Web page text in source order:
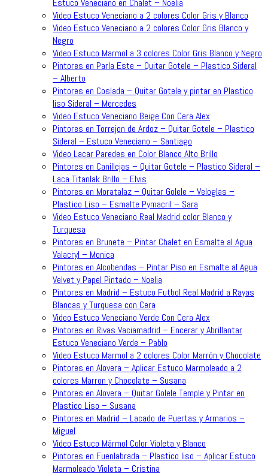
Estuco Veneciano en Chalet – Noelia
Video Estuco Veneciano a 2 colores Color Gris y Blanco
Video Estuco Veneciano a 2 colores Color Gris Blanco y
Negro
Video Estuco Marmol a 3 colores Color Gris Blanco y Negro
Pintores en Parla Este – Quitar Gotele – Plastico Sideral
– Alberto
Pintores en Coslada – Quitar Gotele y pintar en Plastico
liso Sideral – Mercedes
Video Estuco Veneciano Beige Con Cera Alex
Pintores en Torrejon de Ardoz – Quitar Gotele – Plastico
Sideral – Estuco Veneciano – Santiago
Video Lacar Paredes en Color Blanco Alto Brillo
Pintores en Canillejas – Quitar Gotele – Plastico Sideral –
Laca Titanlak Brillo – Elvis
Pintores en Moratalaz – Quitar Golele – Veloglas –
Plastico Liso – Esmalte Pymacril – Sara
Video Estuco Veneciano Real Madrid color Blanco y
Turquesa
Pintores en Brunete – Pintar Chalet en Esmalte al Agua
Valacryl – Monica
Pintores en Alcobendas – Pintar Piso en Esmalte al Agua
Velvet y Papel Pintado – Noelia
Pintores en Madrid – Estuco Futbol Real Madrid a Rayas
Blancas y Turquesa con Cera
Video Estuco Veneciano Verde Con Cera Alex
Pintores en Rivas Vaciamadrid – Encerar y Abrillantar
Estuco Veneciano Verde – Pablo
Video Estuco Marmol a 2 colores Color Marrón y Chocolate
Pintores en Alovera – Aplicar Estuco Marmoleado a 2
colores Marron y Chocolate – Susana
Pintores en Alovera – Quitar Golele Temple y Pintar en
Plastico Liso – Susana
Pintores en Madrid – Lacado de Puertas y Armarios –
Miguel
Video Estuco Mármol Color Violeta y Blanco
Pintores en Fuenlabrada – Plastico liso – Aplicar Estuco
Marmoleado Violeta – Cristina